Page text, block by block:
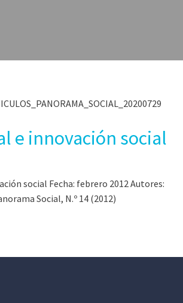
e innovación social
social Fecha: febrero 2012 Autores:
Social, N.º 14 (2012)